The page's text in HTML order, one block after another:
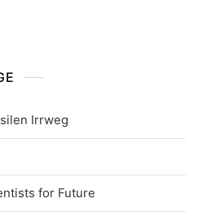
Irrweg
for Future